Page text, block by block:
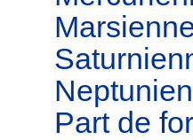
Part de